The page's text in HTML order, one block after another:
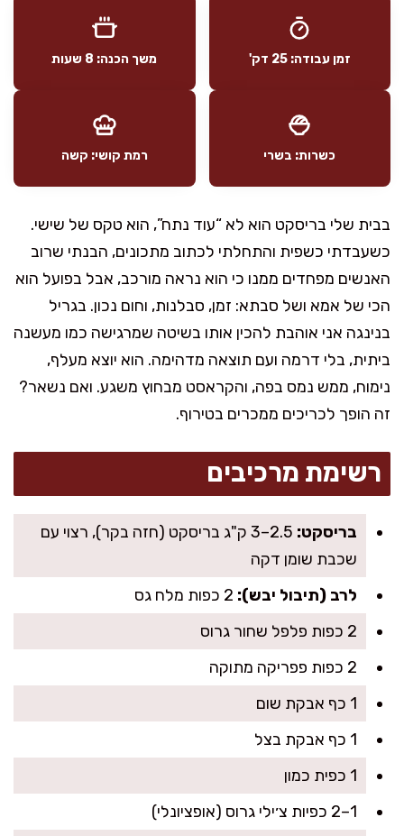
זמן עבודה: 25 דק' משך הכנה: 8 שעות
כשרות: בשרי רמת קושי: קשה
בבית שלי בריסקט הוא לא “עוד נתח”, הוא טקס של שישי.
כשעבדתי כשפית והתחלתי לכתוב מתכונים, הבנתי שרוב
האנשים מפחדים ממנו כי הוא נראה מורכב, אבל בפועל הוא
הכי של אמא ושל סבתא: זמן, סבלנות, וחום נכון. בגריל
בנינגה אני אוהבת להכין אותו בשיטה שמרגישה כמו מעשנה
ביתית, בלי דרמה ועם תוצאה מדהימה. הוא יוצא מעלף,
נימוח, ממש נמס בפה, והקראסט מבחוץ משגע. ואם נשאר?
זה הופך לכריכים ממכרים בטירוף.
רשימת מרכיבים
בריסקט:
2.5–3 ק"ג בריסקט (חזה בקר), רצוי עם
שכבת שומן דקה
לרב (תיבול יבש):
2 כפות פלפל שחור גרוס
2 כפות פפריקה מתוקה
1 כף אבקת שום
1 כף אבקת בצל
1 כפית כמון
1–2 כפיות צ׳ילי גרוס (אופציונלי)